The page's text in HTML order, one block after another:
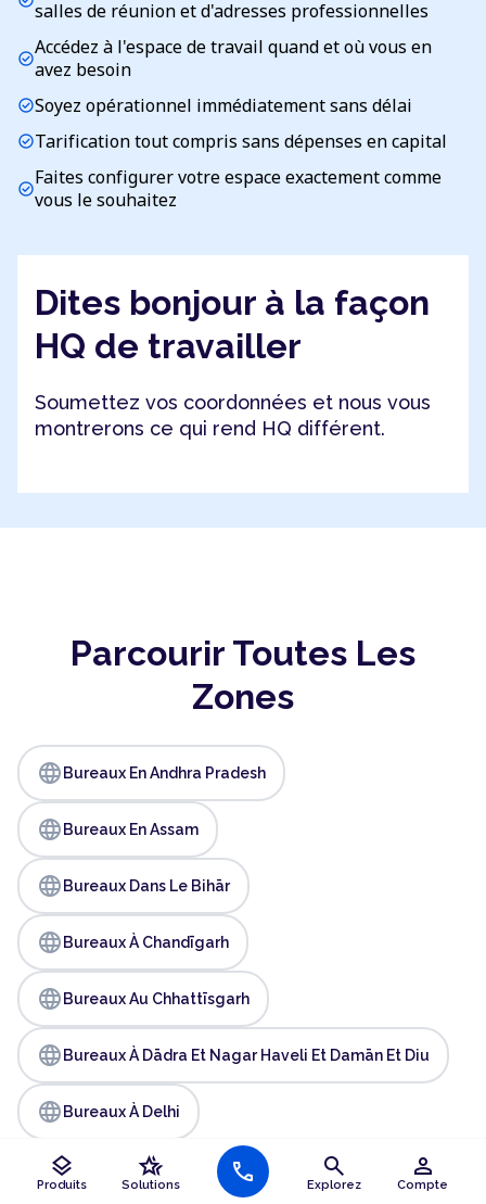
layers
Produits
hotel_class
Solutions call search
Explorez
person
Compte
salles de réunion et d'adresses professionnelles
check_circleAccédez à l'espace de travail quand et où vous en
avez besoin
check_circleSoyez opérationnel immédiatement sans délai
check_circleTarification tout compris sans dépenses en capital
check_circleFaites configurer votre espace exactement comme
vous le souhaitez
Dites bonjour à la façon
HQ de travailler
Soumettez vos coordonnées et nous vous
montrerons ce qui rend HQ différent.
Parcourir Toutes Les
Zones
language Bureaux En Andhra Pradesh
language Bureaux En Assam
language Bureaux Dans Le Bihār
language Bureaux À Chandīgarh
language Bureaux Au Chhattīsgarh
language Bureaux À Dādra Et Nagar Haveli Et Damān Et Diu
language Bureaux À Delhi
languageBureaux À Goa